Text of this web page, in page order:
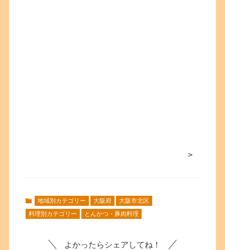
>
地域別カテゴリー 大阪府
大阪市北区
料理別カテゴリー
とんかつ・豚肉料理
よかったらシェアしてね！